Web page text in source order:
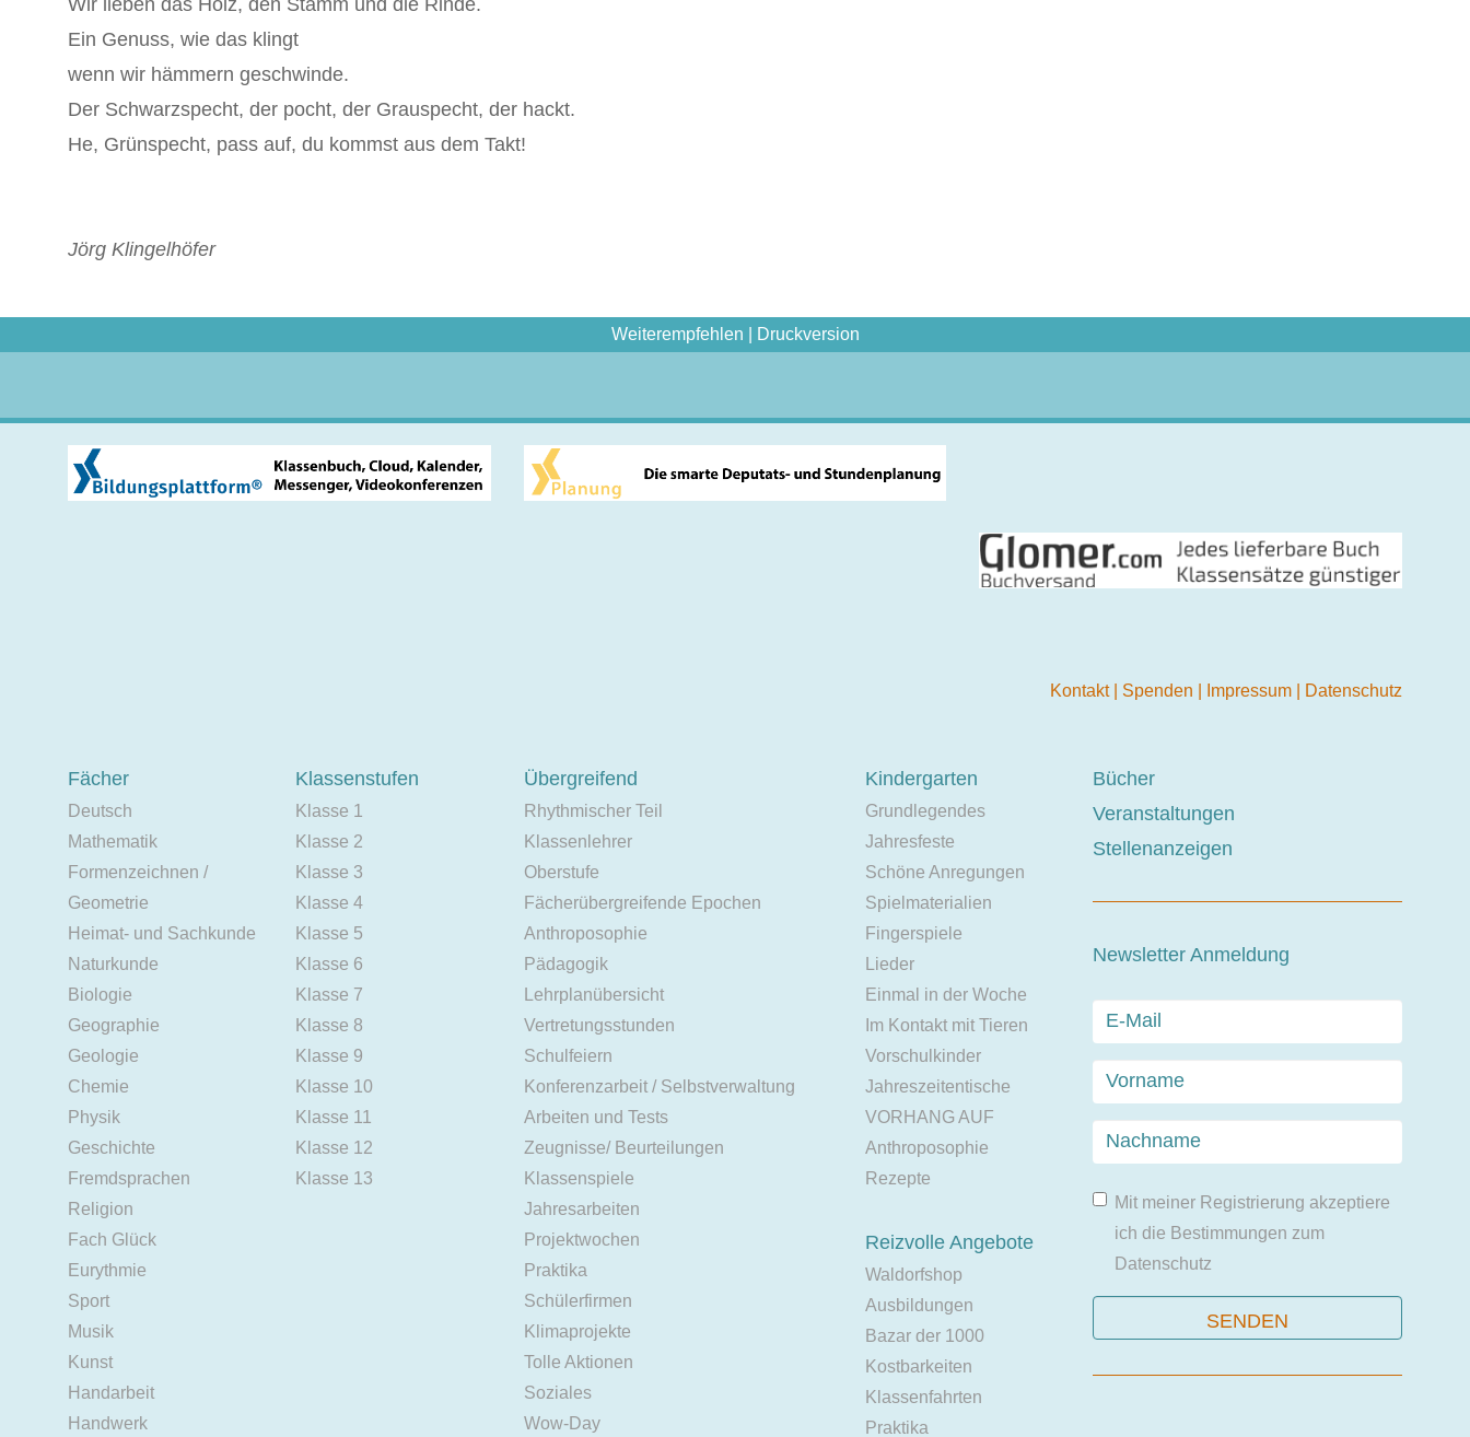
Wir lieben das Holz, den Stamm und die Rinde.
Ein Genuss, wie das klingt
wenn wir hämmern geschwinde.
Der Schwarzspecht, der pocht, der Grauspecht, der hackt.
He, Grünspecht, pass auf, du kommst aus dem Takt!
Jörg Klingelhöfer
Weiterempfehlen Druckversion
Kontakt Spenden Impressum Datenschutz
Fächer
Deutsch
Mathematik
Formenzeichnen /
Geometrie
Heimat- und Sachkunde
Naturkunde
Biologie
Geographie
Geologie
Chemie
Physik
Geschichte
Fremdsprachen
Religion
Fach Glück
Eurythmie
Sport
Musik
Kunst
Handarbeit
Handwerk
Klassenstufen
Klasse 1
Klasse 2
Klasse 3
Klasse 4
Klasse 5
Klasse 6
Klasse 7
Klasse 8
Klasse 9
Klasse 10
Klasse 11
Klasse 12
Klasse 13
Übergreifend
Rhythmischer Teil
Klassenlehrer
Oberstufe
Fächerübergreifende Epochen
Anthroposophie
Pädagogik
Lehrplanübersicht
Vertretungsstunden
Schulfeiern
Konferenzarbeit / Selbstverwaltung
Arbeiten und Tests
Zeugnisse/ Beurteilungen
Klassenspiele
Jahresarbeiten
Projektwochen
Praktika
Schülerfirmen
Klimaprojekte
Tolle Aktionen
Soziales
Wow-Day
Kindergarten
Grundlegendes
Jahresfeste
Schöne Anregungen
Spielmaterialien
Fingerspiele
Lieder
Einmal in der Woche
Im Kontakt mit Tieren
Vorschulkinder
Jahreszeitentische
VORHANG AUF
Anthroposophie
Rezepte
Reizvolle Angebote
Waldorfshop
Ausbildungen
Bazar der 1000
Kostbarkeiten
Klassenfahrten
Praktika
Bücher
Veranstaltungen
Stellenanzeigen
Newsletter Anmeldung
Mit meiner Registrierung akzeptiere
ich die Bestimmungen zum
Datenschutz